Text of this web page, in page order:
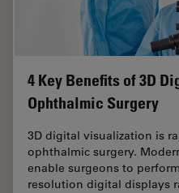
4 Key Benefits of 3D
Ophthalmic Surgery
3D digital visualization is
ophthalmic surgery.
enable surgeons to
resolution digital displays